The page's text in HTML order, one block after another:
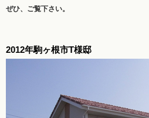
ぜひ、ご覧下さい。
2012年駒ヶ根市T様邸